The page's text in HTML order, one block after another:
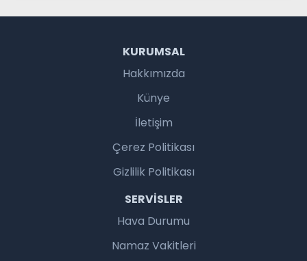
KURUMSAL
Hakkımızda
Künye
İletişim
Çerez Politikası
Gizlilik Politikası
SERVISLER
Hava Durumu
Namaz Vakitleri